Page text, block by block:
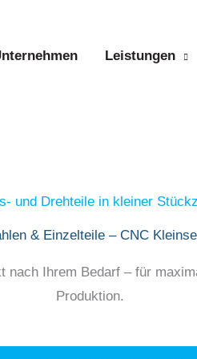
Leistungen
und Drehteile in kleiner
& Einzelteile – CNC
nach Ihrem Bedarf – für
Produktion.